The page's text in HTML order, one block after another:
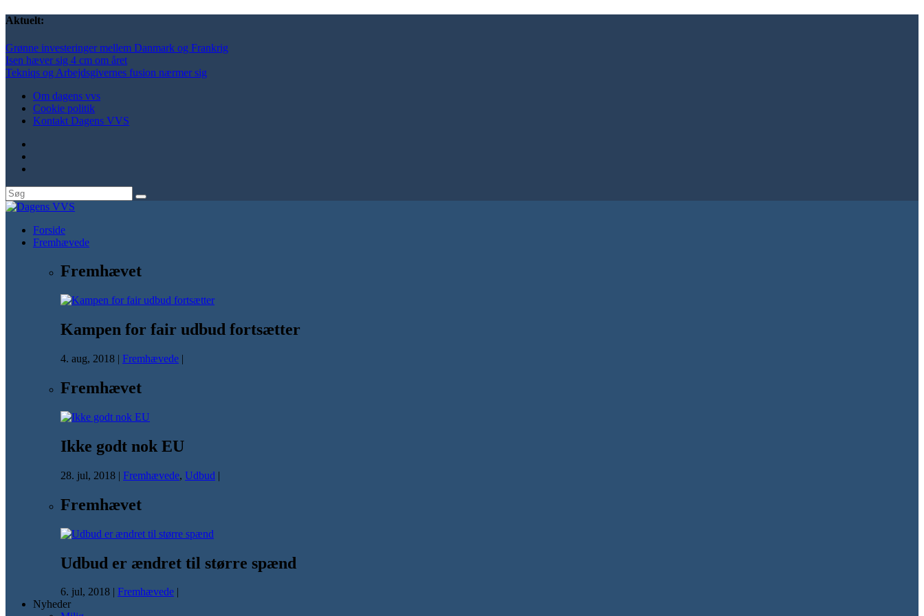
Aktuelt:
Grønne investeringer mellem Danmark og Frankrig
Isen hæver sig 4 cm om året
Tekniqs og Arbejdsgivernes fusion nærmer sig
Om dagens vvs
Cookie politik
Kontakt Dagens VVS
Forside
Fremhævede
Fremhævet
Kampen for fair udbud fortsætter
4. aug, 2018 | Fremhævede |
Fremhævet
Ikke godt nok EU
28. jul, 2018 | Fremhævede, Udbud |
Fremhævet
Udbud er ændret til større spænd
6. jul, 2018 | Fremhævede |
Nyheder